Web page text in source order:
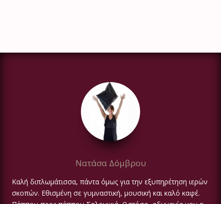
Νατάσα Δόμβρου
Καλή διπλωμάτισσα, πάντα όμως για την εξυπηρέτηση ιερών
σκοπών. Εθισμένη σε γυμναστική, μουσική και καλό καφέ.